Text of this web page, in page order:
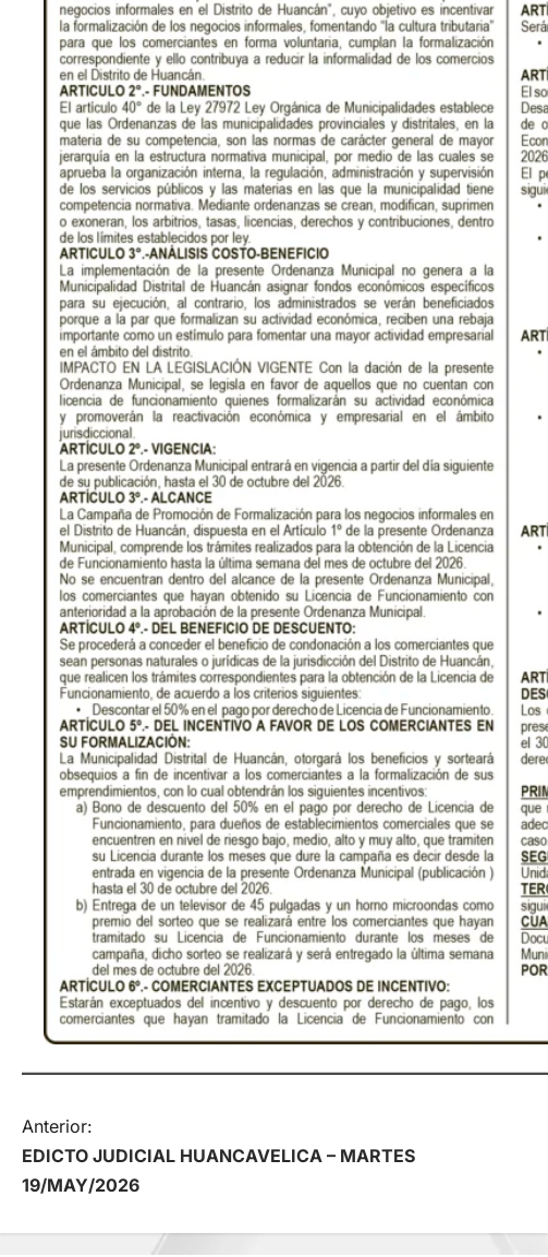
N
a
v
Anterior:
EDICTO JUDICIAL HUANCAVELICA – MARTES
19/MAY/2026